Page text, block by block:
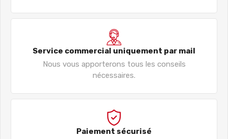
Service commercial uniquement par mail
Nous vous apporterons tous les conseils
nécessaires.
Paiement sécurisé